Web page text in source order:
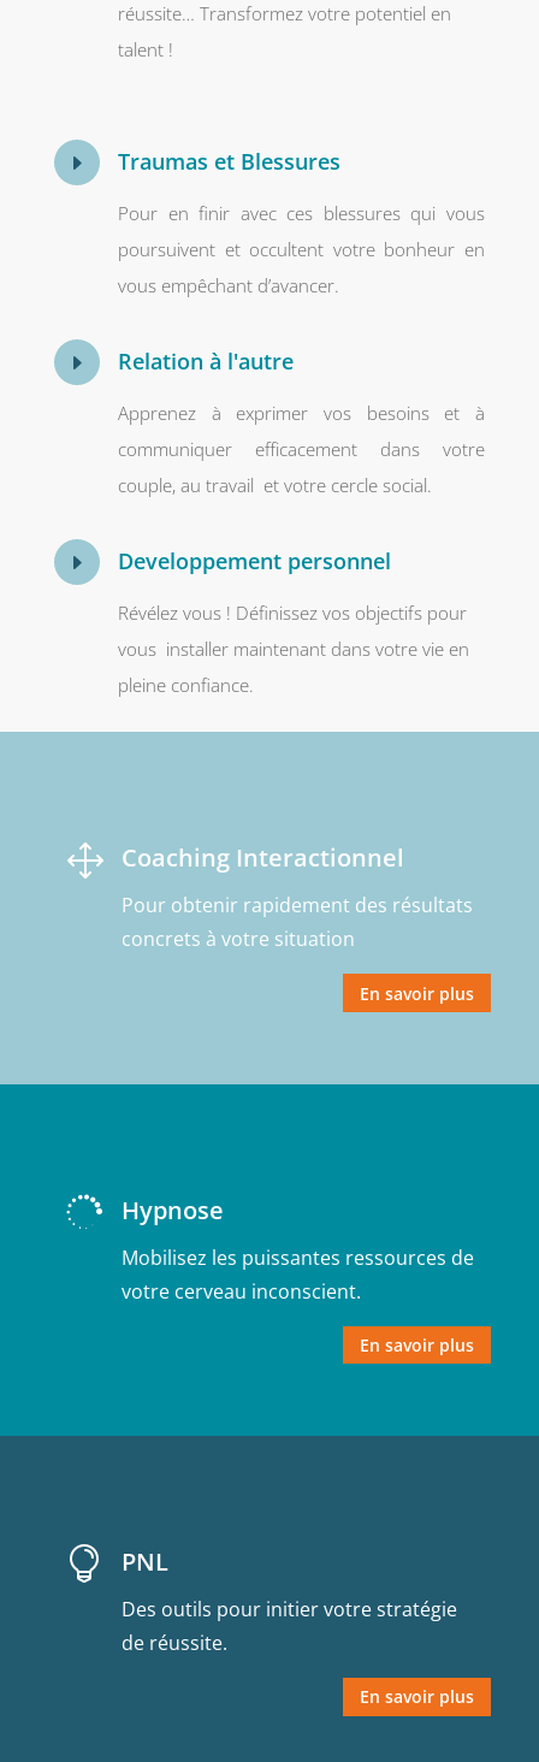
réussite… Transformez votre potentiel en
talent !
E Traumas et Blessures
Pour en finir avec ces blessures qui vous
poursuivent et occultent votre bonheur en
vous empêchant d’avancer.
E Relation à l'autre
Apprenez à exprimer vos besoins et à
communiquer efficacement dans votre
couple, au travail et votre cercle social.
E Developpement personnel
Révélez vous ! Définissez vos objectifs pour
vous installer maintenant dans votre vie en
pleine confiance.
1 Coaching Interactionnel
Pour obtenir rapidement des résultats
concrets à votre situation
En savoir plus
 Hypnose
Mobilisez les puissantes ressources de
votre cerveau inconscient.
En savoir plus
 PNL
Des outils pour initier votre stratégie
de réussite.
En savoir plus